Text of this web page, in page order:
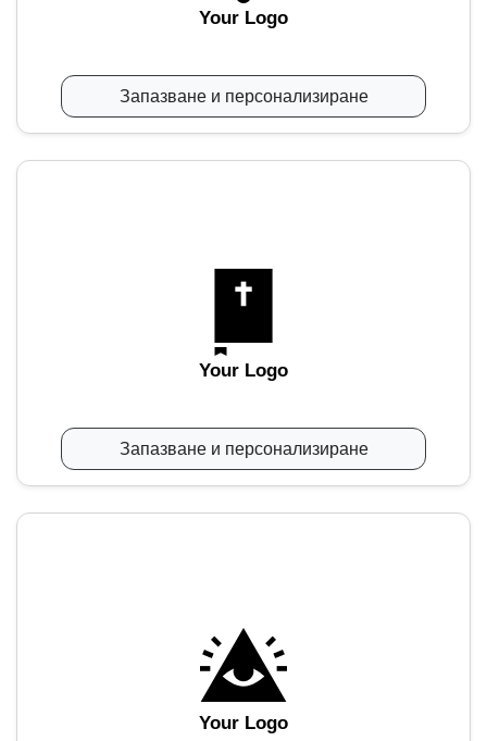
Your Logo
Запазване и персонализиране
Your Logo
Запазване и персонализиране
Your Logo